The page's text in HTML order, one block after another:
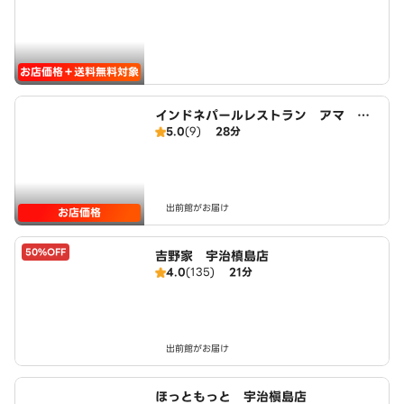
お店価格＋送料無料対象
お店価格
インドネパールレストラン アマ Aa
ma5.0(9) 28分
出前館がお届け
50%OFF 吉野家 宇治槙島店
4.0(135) 21分
出前館がお届け
ほっともっと 宇治槇島店